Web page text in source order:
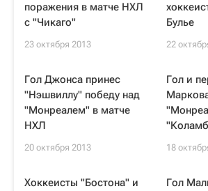
поражения в матче НХЛ
с "Чикаго"
23 октября 2013
Булье
22
Гол Джонса принес
"Нэшвиллу" победу над
"Монреалем" в матче
НХЛ
20 октября 2013
Гол и
18
Хоккеисты "Бостона" и
Гол